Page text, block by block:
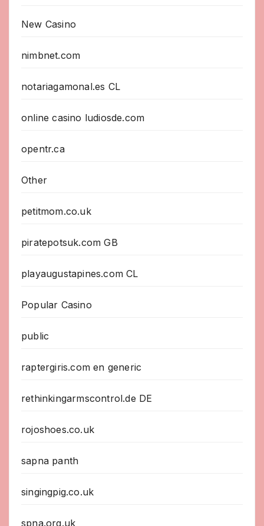
New Casino
nimbnet.com
notariagamonal.es CL
online casino ludiosde.com
opentr.ca
Other
petitmom.co.uk
piratepotsuk.com GB
playaugustapines.com CL
Popular Casino
public
raptergiris.com en generic
rethinkingarmscontrol.de DE
rojoshoes.co.uk
sapna panth
singingpig.co.uk
spna.org.uk